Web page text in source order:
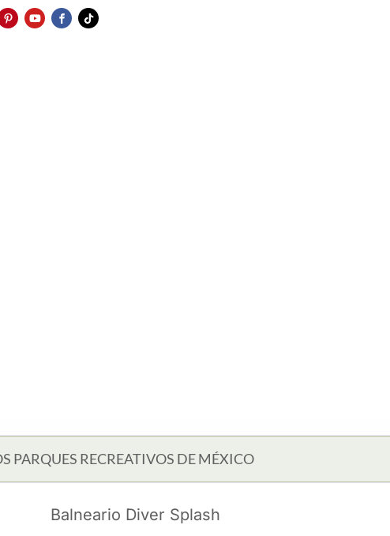
PARQUES RECREATIVOS DE MÉXICO
Balneario Diver Splash